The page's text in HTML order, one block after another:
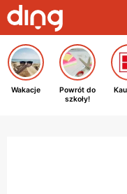
Wakacje
Powrót do
szkoły!